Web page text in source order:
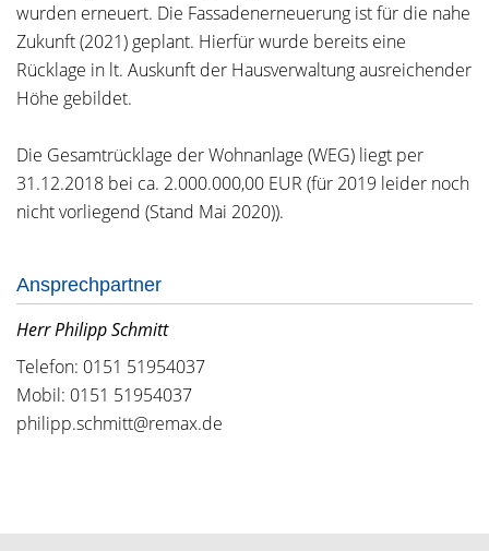
wurden erneuert. Die Fassadenerneuerung ist für die nahe
Zukunft (2021) geplant. Hierfür wurde bereits eine
Rücklage in lt. Auskunft der Hausverwaltung ausreichender
Höhe gebildet.
Die Gesamtrücklage der Wohnanlage (WEG) liegt per
31.12.2018 bei ca. 2.000.000,00 EUR (für 2019 leider noch
nicht vorliegend (Stand Mai 2020)).
Ansprechpartner
Herr Philipp Schmitt
Telefon: 0151 51954037
Mobil: 0151 51954037
philipp.schmitt@remax.de